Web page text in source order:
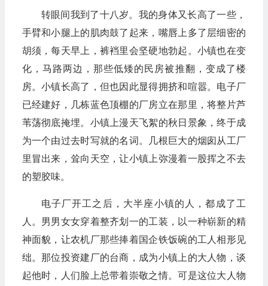
转眼间我到了十八岁。我的身体又长高了一些，
手臂和小腿上的肌肉鼓了起来，嘴唇上多了层细密的
胡须，每天早上，裤裆里会坚硬地勃起。小镇也在变
化，马路两边，那些低矮的民房被推翻，变成了楼
房。小镇长高了，但也因此显得拥挤和喧嚣。电子厂
已经建好，几栋蓝色顶棚的厂房立在那里，将整片芦
苇荡彻底掩埋。小镇上漫天飞絮的秋日景象，终于成
为一个由过去时写就的名词。几根巨大的烟囱从工厂
里冒出来，耸向天空，让小镇上弥漫着一股挥之不去
的塑胶味。
电子厂开工之后，大半座小镇的人，都成了工
人。男男女女穿着整齐划一的工装，以一种崭新的精
神面貌，让农机厂那些捧着国企铁饭碗的工人相形见
绌。那位投资建厂的台商，成为小镇上的大人物，谈
起他时，人们脸上总带着崇敬之情。可是这位大人物